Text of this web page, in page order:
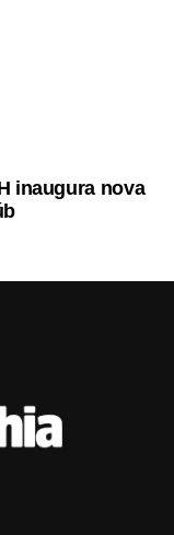
inaugura nova